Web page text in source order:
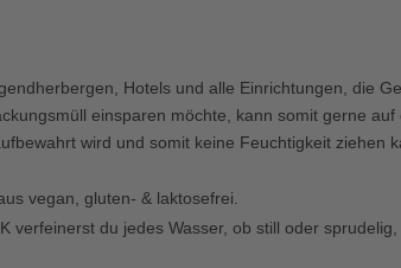
Hotels und alle Einrichtungen, die
einsparen möchte, kann somit gerne auf
wird und somit keine Feuchtigkeit ziehen
vegan, gluten- & laktosefrei.
du jedes Wasser, ob still oder